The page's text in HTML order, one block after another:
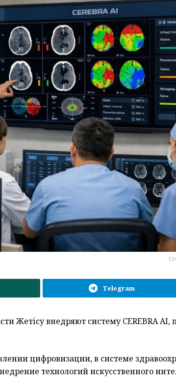
Telegram
Жетісу внедряют систему CEREBRA AI,
цифровизации, в системе
технологий искусственного